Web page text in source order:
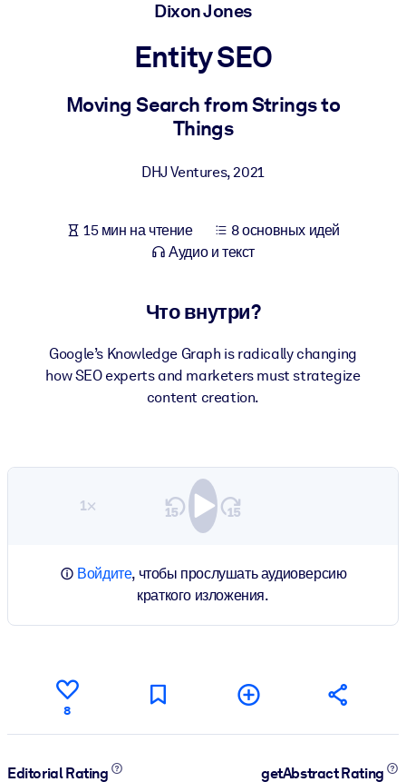
Интегрируйте краткие проверенные знания в вашу LMS/LXP для
лучших результатов обучения.
Для корпоративных библиотек
Dixon Jones
Entity SEO
Moving Search from Strings to
Things
DHJ Ventures,2021
15 мин на чтение
8 основных идей
Аудио и текст
Что внутри?
Google’s Knowledge Graph is radically changing
how SEO experts and marketers must strategize
content creation.
1×
Войдите, чтобы прослушать аудиоверсию
краткого изложения.
8
Editorial Rating
getAbstract Rating